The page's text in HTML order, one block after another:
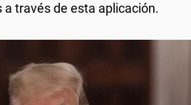
a través de esta aplicación.